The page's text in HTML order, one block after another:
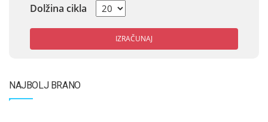
Dolžina cikla
IZRAČUNAJ
NAJBOLJ BRANO